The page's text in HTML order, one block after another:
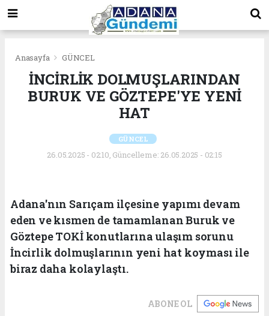
Anasayfa GÜNCEL
İNCİRLİK DOLMUŞLARINDAN
BURUK VE GÖZTEPE'YE YENİ
HAT
GÜNCEL
26.05.2025 - 02:10, Güncelleme: 26.05.2025 - 02:15
Adana'nın Sarıçam ilçesine yapımı devam
eden ve kısmen de tamamlanan Buruk ve
Göztepe TOKİ konutlarına ulaşım sorunu
İncirlik dolmuşlarının yeni hat koyması ile
biraz daha kolaylaştı.
ABONE OL